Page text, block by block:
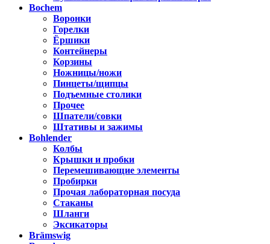
Bochem
Воронки
Горелки
Ёршики
Контейнеры
Корзины
Ножницы/ножи
Пинцеты/щипцы
Подъемные столики
Прочее
Шпатели/совки
Штативы и зажимы
Bohlender
Колбы
Крышки и пробки
Перемешивающие элементы
Пробирки
Прочая лабораторная посуда
Стаканы
Шланги
Эксикаторы
Brämswig